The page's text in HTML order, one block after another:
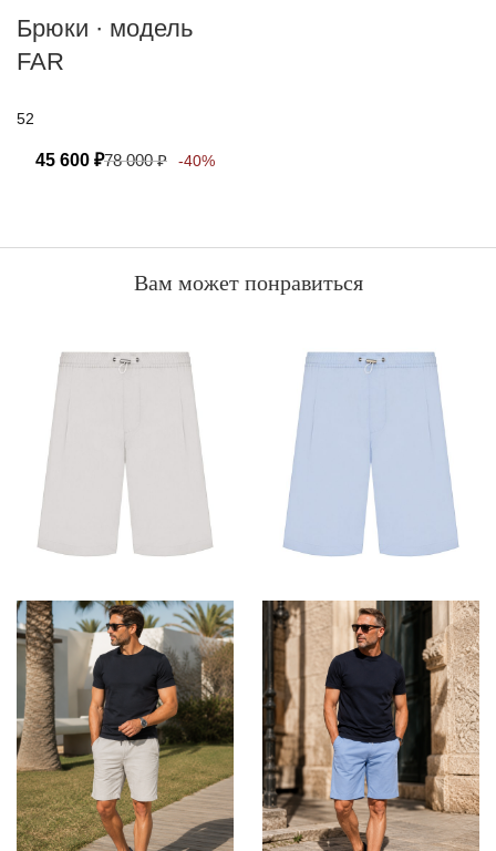
Брюки · модель
FAR
52
45 600 ₽78 000₽ -40%
Вам может понравиться